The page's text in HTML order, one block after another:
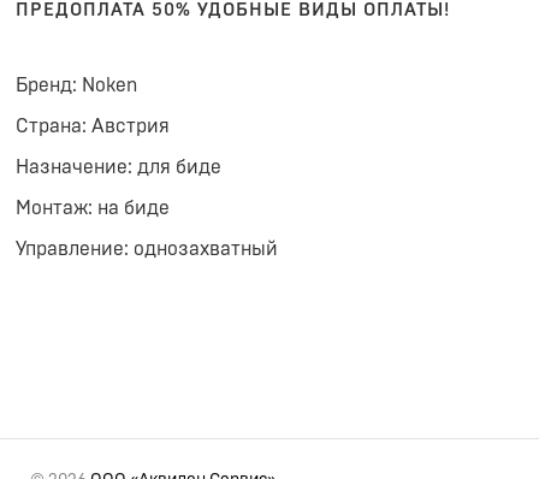
ПРЕДОПЛАТА 50% УДОБНЫЕ ВИДЫ ОПЛАТЫ!
Бренд: Noken
Страна: Австрия
Назначение: для биде
Монтаж: на биде
Управление: однозахватный